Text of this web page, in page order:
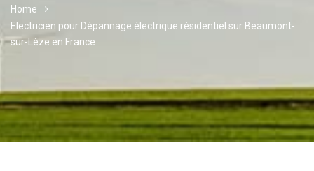
Home
Electricien pour Dépannage électrique résidentiel sur Beaumont-
sur-Lèze en France